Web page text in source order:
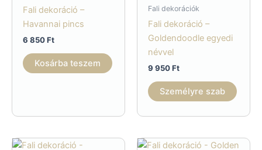
Fali dekoráció –
Havannai pincs
6 850Ft
Kosárba teszem
Fali dekorációk
Fali dekoráció –
Goldendoodle egyedi
névvel
9 950Ft
Személyre szab